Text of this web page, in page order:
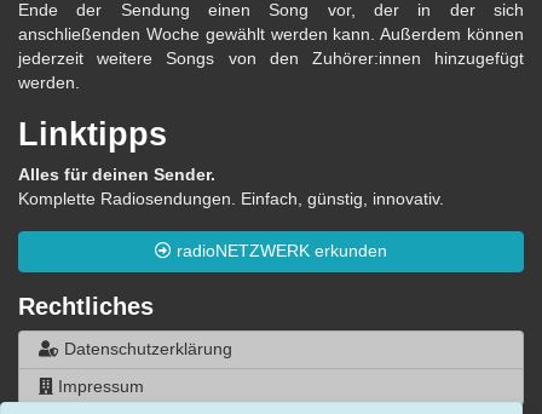
Ende der Sendung einen Song vor, der in der sich
anschließenden Woche gewählt werden kann. Außerdem können
jederzeit weitere Songs von den Zuhörer:innen hinzugefügt
werden.
Linktipps
Alles für deinen Sender.
Komplette Radiosendungen. Einfach, günstig, innovativ.
radioNETZWERK erkunden
Rechtliches
Datenschutzerklärung
Impressum